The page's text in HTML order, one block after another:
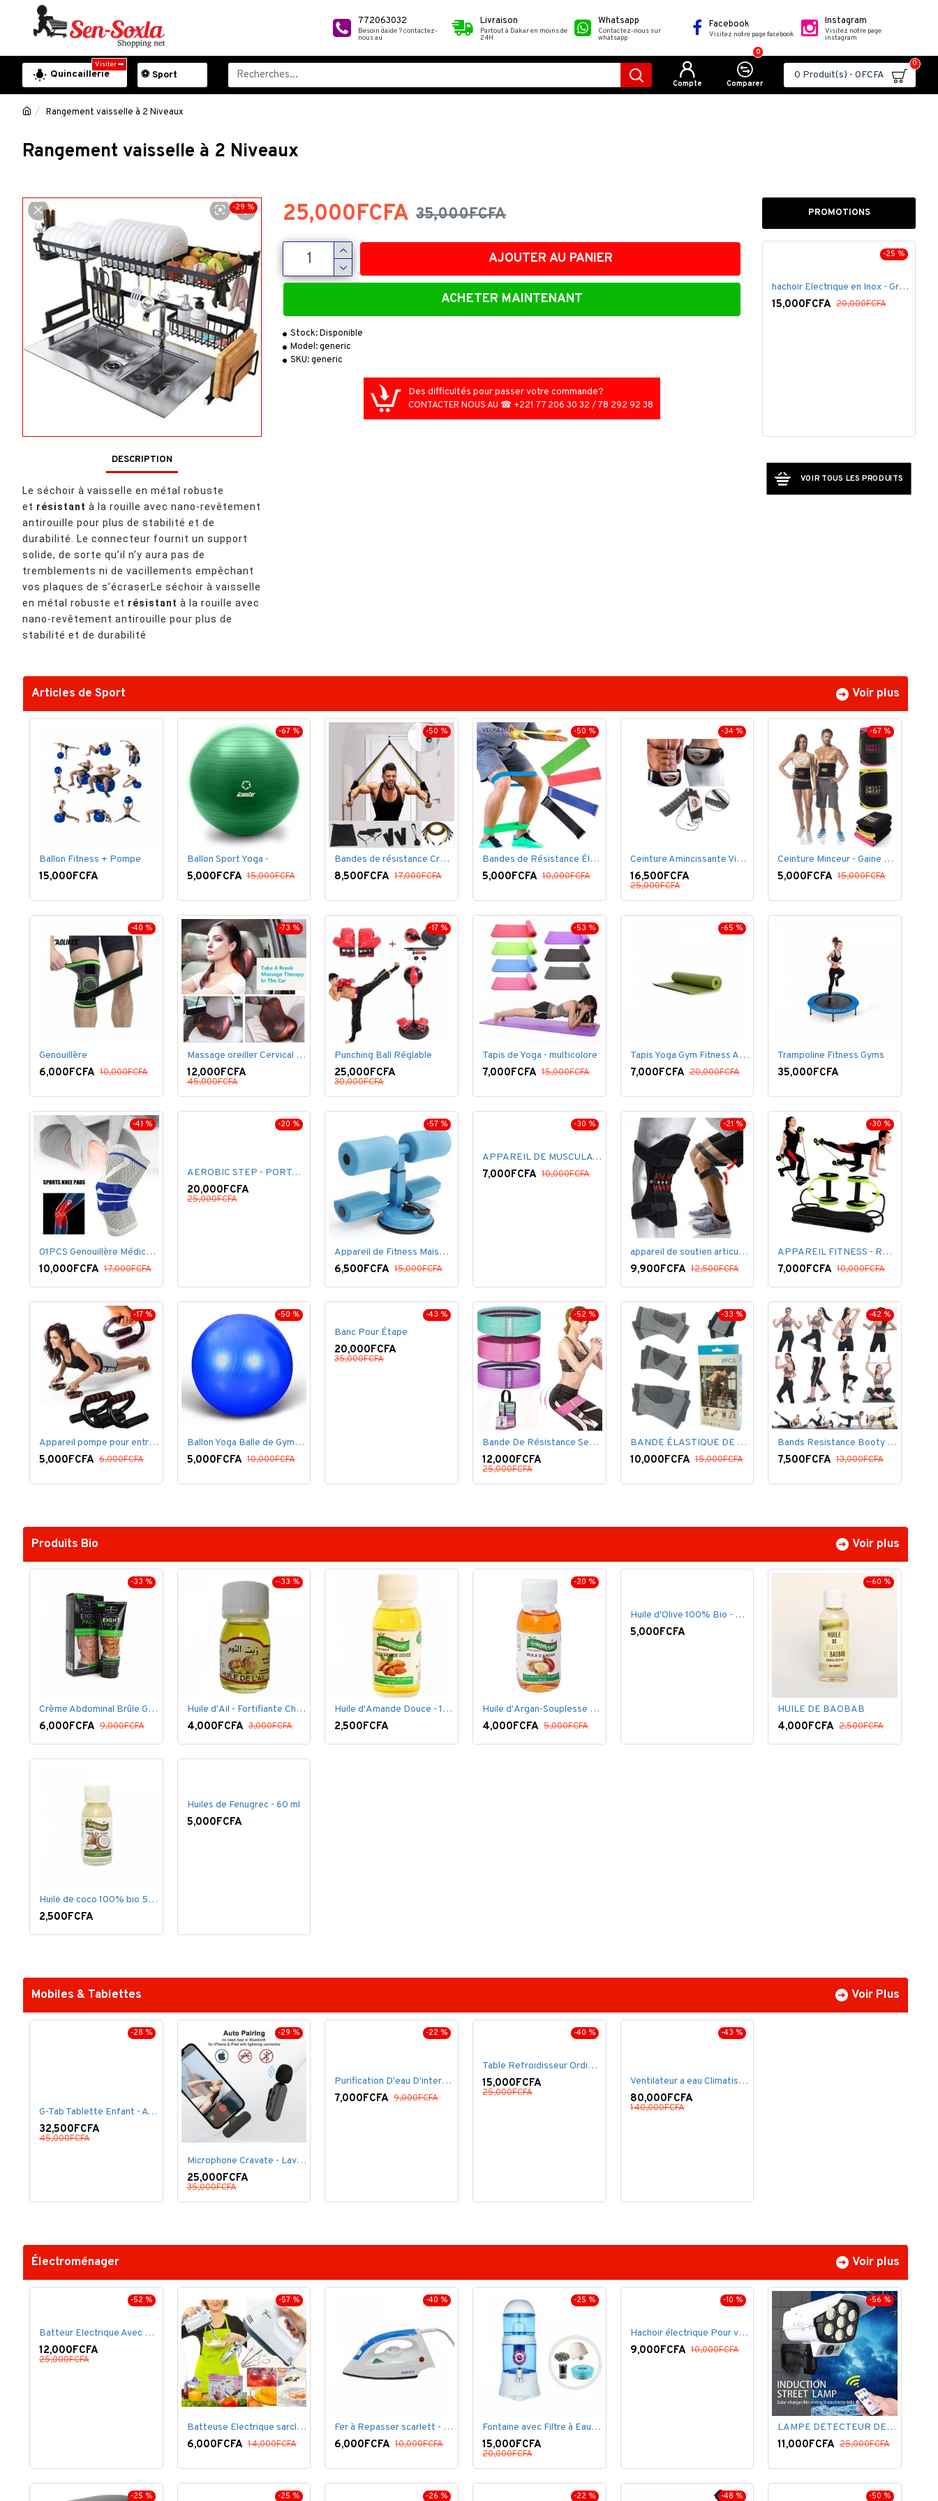
772063032
Besoin d`aide ? contactez-
nous au
Livraison
Partout à Dakar en moins de
24H
Whatsapp
Contactez-nous sur
whatsapp
Facebook
Visitez notre page facebook
Instagram
Visitez notre page
instagram
Quincaillerie
Visiter ➡
⚽ Sport
Compte Comparer
0
0 Produit(s) - 0FCFA
0
Rangement vaisselle à 2 Niveaux
Rangement vaisselle à 2 Niveaux
-29 %
DESCRIPTION
Le séchoir à vaisselle en métal robuste
et résistant à la rouille avec nano-revêtement
antirouille pour plus de stabilité et de
durabilité. Le connecteur fournit un support
solide, de sorte qu’il n’y aura pas de
tremblements ni de vacillements empêchant
vos plaques de s’écraserLe séchoir à vaisselle
en métal robuste et résistant à la rouille avec
nano-revêtement antirouille pour plus de
stabilité et de durabilité
Stock: Disponible
Model: generic
SKU: generic
25,000FCFA 35,000FCFA
AJOUTER AU PANIER
ACHETER MAINTENANT
Des difficultés pour passer votre commande?
CONTACTER NOUS AU ☎ +221 77 206 30 32 / 78 292 92 38
PROMOTIONS
-18 %
Friteuse électrique multifonction
45,000FCFA 55,000FCFA 18,000FCFA
-25 %
hachoir Electrique en Inox - Grand Modèle - 4 Litres
15,000FCFA 20,000FCFA
VOIR TOUS LES PRODUITS
Articles de Sport Voir plus
Ballon Fitness + Pompe
15,000FCFA
-67 %
Ballon Sport Yoga -
5,000FCFA 15,000FCFA
-50 %
Bandes de résistance Crossfit pour la remise en forme - 11 pièces/ensemble - Élastique- Caoutchouc
8,500FCFA 17,000FCFA
-50 %
Bandes de Résistance Élastique Latex pour Salle de Gym, Exercice, Yoga, Pilâtes, Kinésithérapie, Rééducation
5,000FCFA 10,000FCFA
-34 %
Ceinture Amincissante Vibro - Noir
16,500FCFA
25,000FCFA
-67 %
Ceinture Minceur - Gaine Brûlante - Ventre plat
5,000FCFA 15,000FCFA
-40 %
Genouillère
6,000FCFA 10,000FCFA
-73 %
Massage oreiller Cervical épaule dos
12,000FCFA
45,000FCFA
-17 %
Punching Ball Réglable
25,000FCFA
30,000FCFA
-53 %
Tapis de Yoga - multicolore
7,000FCFA 15,000FCFA
-65 %
Tapis Yoga Gym Fitness Aérobic Pilate Gymnastique
7,000FCFA 20,000FCFA
Trampoline Fitness Gyms
35,000FCFA
-41 %
01PCS Genouillère Médical rotulienne Professionnelle
10,000FCFA 17,000FCFA
-20 %
AEROBIC STEP - PORTABLE - PLASTIQUE - NOIR/ROUGE
20,000FCFA
25,000FCFA
-57 %
Appareil de Fitness Maison ventouse bleu .
6,500FCFA 15,000FCFA
-30 %
APPAREIL DE MUSCULATION - NOIR
7,000FCFA 10,000FCFA
-21 %
appareil de soutien articulaire
9,900FCFA 12,500FCFA
-30 %
APPAREIL FITNESS - REVOFLEX - THÉRAPEUTUQUE
7,000FCFA 10,000FCFA
-17 %
Appareil pompe pour entrainement pectoraux
5,000FCFA 6,000FCFA
-50 %
Ballon Yoga Balle de Gymnastique Sans Pompe
5,000FCFA 10,000FCFA
-43 %
Banc Pour Étape
20,000FCFA
35,000FCFA
-52 %
Bande De Résistance Set, 3 Bande Élastique De Résistance
12,000FCFA
25,000FCFA
-33 %
BANDE ÉLASTIQUE DE SOUTIEN 8 PCS
10,000FCFA 15,000FCFA
-42 %
Bands Resistance Booty Kit Belt Butt
7,500FCFA 13,000FCFA
Produits Bio Voir plus
-33 %
Crème Abdominal Brûle Graisse - Effet Rapide - 170grs
6,000FCFA 9,000FCFA
--33 %
Huile d'Ail - Fortifiante Cheveux
4,000FCFA 3,000FCFA
Huile d'Amande Douce - 100% Bio - 60 ml
2,500FCFA
-20 %
Huile d'Argan-Souplesse 100% Bio - 60 ml
4,000FCFA 5,000FCFA
Huile d'Olive 100% Bio - 60 ml
5,000FCFA
--60 %
HUILE DE BAOBAB
4,000FCFA 2,500FCFA
Huile de coco 100% bio 50 ml
2,500FCFA
Huiles de Fenugrec - 60 ml
5,000FCFA
Mobiles & Tablettes Voir Plus
-28 %
G-Tab Tablette Enfant - A707 - Ecran 7" - RAM 1 Go - ROM 8 Go - 0.3 Mégapixels + pochette offerte
32,500FCFA
45,000FCFA
-29 %
Microphone Cravate - Lavalier pour smartphone, enregistrement vidéo YouTube Live Stream K60 For Type
25,000FCFA
35,000FCFA
-22 %
Purification D'eau D'interface De Filtre De Robinet
7,000FCFA 9,000FCFA
-40 %
Table Refroidisseur Ordinateur Portable
15,000FCFA
25,000FCFA
-43 %
Ventilateur a eau Climatiseur Mobile Grand Model.
80,000FCFA
140,000FCFA
Électroménager Voir plus
-52 %
Batteur Electrique Avec Bol en inox
12,000FCFA
25,000FCFA
-57 %
Batteuse Electrique sarclette à main– 7 vitesses
6,000FCFA 14,000FCFA
-40 %
Fer à Repasser scarlett - 1200 W - Bleu Blanc
6,000FCFA 10,000FCFA
-25 %
Fontaine avec Filtre à Eau - 16 Litres - Blanc
15,000FCFA
20,000FCFA
-10 %
Hachoir électrique Pour viandes et légumes -Rouge
9,000FCFA 10,000FCFA
-56 %
LAMPE DETECTEUR DE MOUVEMENT SOLAR SENSOR LIGHT
11,000FCFA 25,000FCFA
-25 % -25 % -26 % -22 % -48 % -50 %